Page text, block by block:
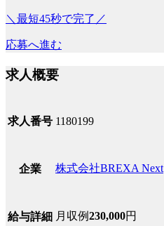
＼最短45秒で完了／
応募へ進む
求人概要
求人番号 1180199
企業 株式会社BREXA Next
給与詳細 月収例230,000円